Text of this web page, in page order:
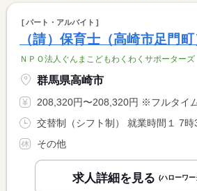
パート・アルバイト
（請）保育士（高崎市足門町
ＮＰＯ法人ぐんまこどもわくわくサポーターズ
群馬県高崎市
208,320円〜208,320円 ※フルタイム求人の場合は月額（換算額）、パート求
その他
求人詳細を見る (ハローワ